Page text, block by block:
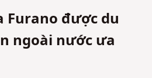
Furano được du
ngoài nước ưa